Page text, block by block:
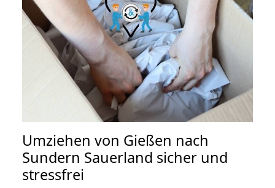
Umziehen von Gießen nach
Sundern Sauerland sicher und
stressfrei